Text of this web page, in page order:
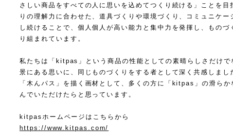
さしい商品をすべての人に思いを込めてつくり続ける」ことを目
りの理解力に合わせた、道具づくりや環境づくり、コミュニケー
し続けることで、個人個人が高い能力と集中力を発揮し、ものづ
り組まれています。
私たちは「kitpas」という商品の性能としての素晴らしさだけで
景にある思いに、同じものづくりをする者として深く共感しまし
「木んパス」を描く画材として、多くの方に「kitpas」の滑らか
んでいただけたらと思っています。
kitpasホームページはこちらから
https://www.kitpas.com/